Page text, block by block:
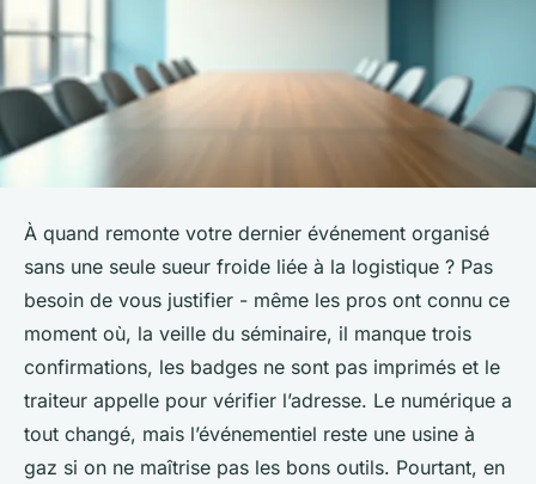
À quand remonte votre dernier événement organisé
sans une seule sueur froide liée à la logistique ? Pas
besoin de vous justifier - même les pros ont connu ce
moment où, la veille du séminaire, il manque trois
confirmations, les badges ne sont pas imprimés et le
traiteur appelle pour vérifier l’adresse. Le numérique a
tout changé, mais l’événementiel reste une usine à
gaz si on ne maîtrise pas les bons outils. Pourtant, en